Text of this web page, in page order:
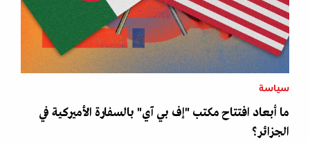
سياسة
ما أبعاد افتتاح مكتب "إف بي آي" بالسفارة الأميركية في
الجزائر؟